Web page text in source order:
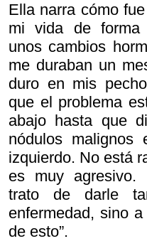
Ella narra cómo
mi vida de forma
unos cambios
me duraban un
duro en mis
que el problema
abajo hasta que
nódulos
izquierdo. No está
es muy agresivo.
trato de darle
enfermedad, sino
de esto”.